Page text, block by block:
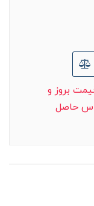
بروز و
حاصل